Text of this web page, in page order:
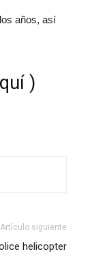
años, así
)
Artículo siguiente
helicopter